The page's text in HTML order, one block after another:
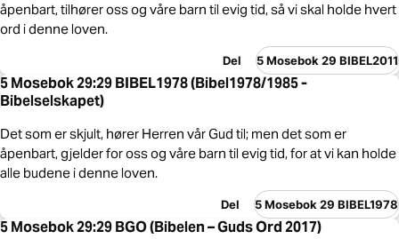
åpenbart, tilhører oss og våre barn til evig tid, så vi skal holde hvert
ord i denne loven.
Del 5 Mosebok 29 BIBEL2011
5 Mosebok 29:29 BIBEL1978 (Bibel1978/1985 -
Bibelselskapet)
Det som er skjult, hører Herren vår Gud til; men det som er
åpenbart, gjelder for oss og våre barn til evig tid, for at vi kan holde
alle budene i denne loven.
Del 5 Mosebok 29 BIBEL1978
5 Mosebok 29:29 BGO (Bibelen – Guds Ord 2017)